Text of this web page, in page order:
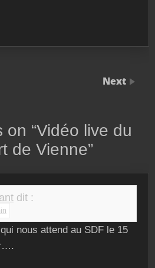
Next
on “Vidéo live du
de Vienne”
dit :
nous attend au SDF le 15